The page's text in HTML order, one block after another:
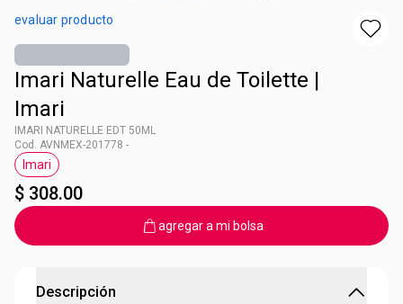
evaluar producto
Imari Naturelle Eau de Toilette |
Imari
IMARI NATURELLE EDT 50ML
Cod. AVNMEX-201778 -
Etiqueta Imari
Imari
$ 308.00
agregar a mi bolsa
Descripción